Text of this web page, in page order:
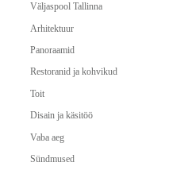
Väljaspool Tallinna
Arhitektuur
Panoraamid
Restoranid ja kohvikud
Toit
Disain ja käsitöö
Vaba aeg
Sündmused